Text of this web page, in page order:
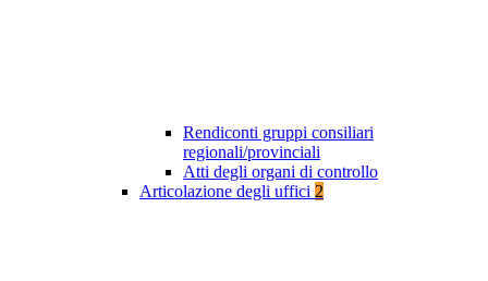
Rendiconti gruppi consiliari
regionali/provinciali
Atti degli organi di controllo
Articolazione degli uffici 2